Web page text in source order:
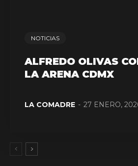
NOTICIAS
ALFREDO OLIVAS
LA ARENA CDMX
LA COMADRE - 27 ENERO,